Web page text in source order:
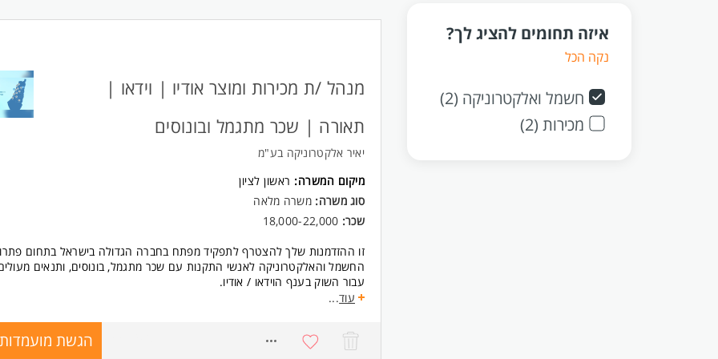
איזה תחומים להציג לך?
נקה הכל
חשמל ואלקטרוניקה (2)
מכירות (2)
מנהל /ת מכירות ומוצר אודיו | וידאו |
תאורה | שכר מתגמל ובונוסים
יאיר אלקטרוניקה בע"מ
מיקום המשרה: ראשון לציון
סוג משרה: משרה מלאה
שכר: 18,000-22,000
זו ההזדמנות שלך להצטרף לתפקיד מפתח בחברה הגדולה בישראל בתחום
החשמל והאלקטרוניקה לאנשי התקנות עם שכר מתגמל, בונוסים, ותנאים
עבור השוק בענף הוידאו / אודיו.
אחריות כוללת על תחום האודיו / וידאו בחברה: מכירות, שירות ותמיכה
בניית ליין מוצרים: מסכים, מגברים, רמקולים, מערכות כריזה, כבלים ועוד
עוד...
הגשת מועמדות